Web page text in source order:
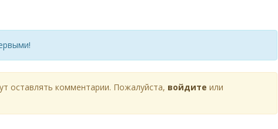
оставлять комментарии. Пожалуйста, войдите или